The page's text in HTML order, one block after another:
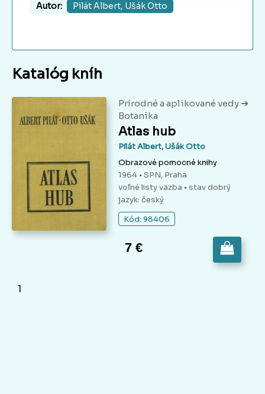
Autor: Pilát Albert, Ušák Otto
Katalóg kníh
Prírodné a aplikované vedy ➔
Botanika
Atlas hub
Pilát Albert, Ušák Otto
Obrazové pomocné knihy
1964 • SPN, Praha
voľné listy väzba • stav dobrý
jazyk: český
Kód: 98406
7 €
1